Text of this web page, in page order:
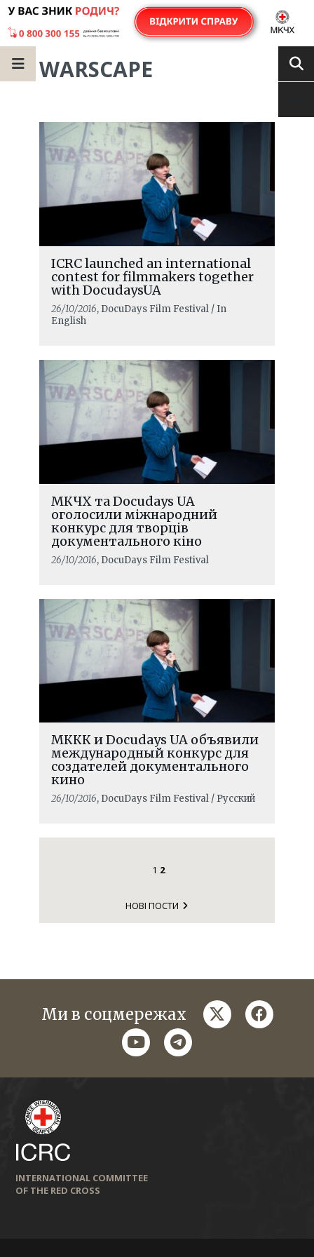
WARSCAPE
ICRC launched an international
contest for filmmakers together
with DocudaysUA
26/10/2016, DocuDays Film Festival / In
English
МКЧХ та Docudays UA
оголосили міжнародний
конкурс для творців
документального кіно
26/10/2016, DocuDays Film Festival
МККК и Docudays UA объявили
международный конкурс для
создателей документального
кино
26/10/2016, DocuDays Film Festival / Русский
1 2
НОВІ ПОСТИ
Ми в соцмережах twitter
youtubetelegram
INTERNATIONAL COMMITTEE
OF THE RED CROSS